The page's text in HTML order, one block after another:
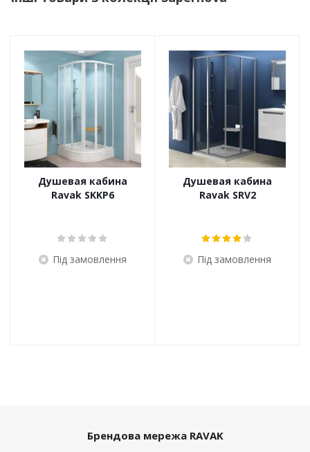
Душевая кабина
Ravak SKKP6
Під замовлення
Душевая кабина
Ravak SRV2
Під замовлення
Брендова мережа RAVAK